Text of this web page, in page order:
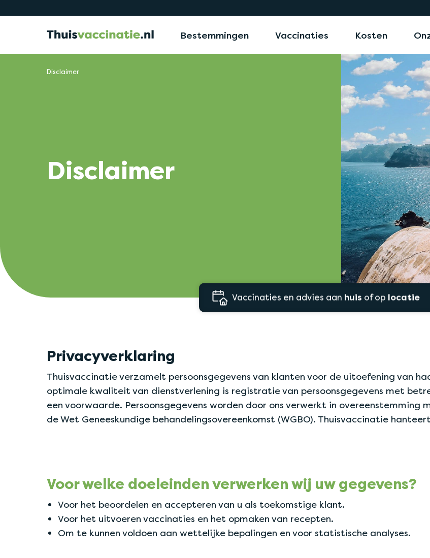
Bestemmingen Vaccinaties Kosten
Disclaimer
Disclaimer
door ziektekostenverzekering Vaccinaties en advies aan huis of op locatie
Privacyverklaring
Thuisvaccinatie verzamelt persoonsgegevens van klanten voor de uitoefening van
optimale kwaliteit van dienstverlening is registratie van persoonsgegevens met
een voorwaarde. Persoonsgegevens worden door ons verwerkt in overeenstemming
de Wet Geneeskundige behandelingsovereenkomst (WGBO). Thuisvaccinatie
Voor welke doeleinden verwerken wij uw gegevens?
Voor het beoordelen en accepteren van u als toekomstige klant.
Voor het uitvoeren vaccinaties en het opmaken van recepten.
Om te kunnen voldoen aan wettelijke bepalingen en voor statistische analyses.